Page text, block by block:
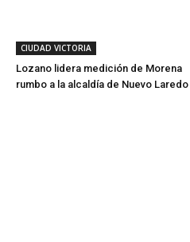
CIUDAD VICTORIA
Lozano lidera medición de Morena
rumbo a la alcaldía de Nuevo Laredo